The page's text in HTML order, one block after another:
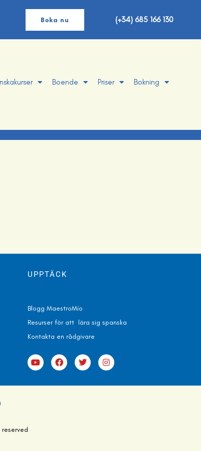
Boka nu (+34) 685 166 130
Boende Priser Bokning
UPPTÄCK
Blogg MaestroMío
Resurser för att lära sig spanska
Kontakta en rådgivare